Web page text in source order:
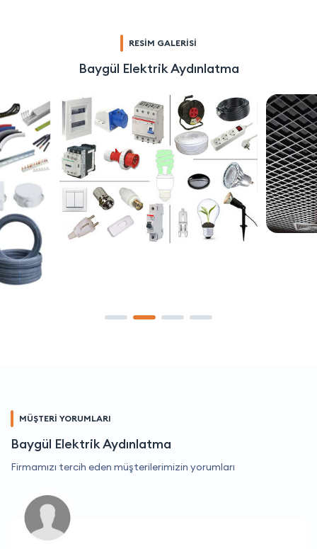
RESİM GALERİSİ
Baygül Elektrik Aydınlatma
MÜŞTERİ YORUMLARI
Baygül Elektrik Aydınlatma
Firmamızı tercih eden müşterilerimizin yorumları